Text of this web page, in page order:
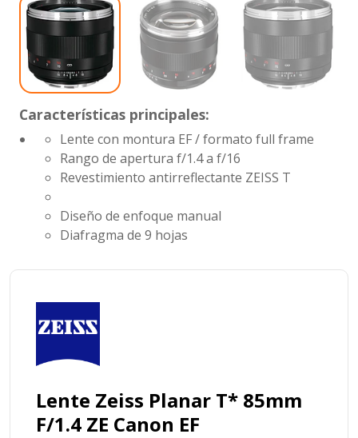
Características principales:
Lente con montura EF / formato full frame
Rango de aperturaf/1.4 a f/16
Revestimiento antirreflectante ZEISS T
Diseño de enfoque manual
Diafragma de 9 hojas
Lente Zeiss Planar T* 85mm
F/1.4 ZE Canon EF